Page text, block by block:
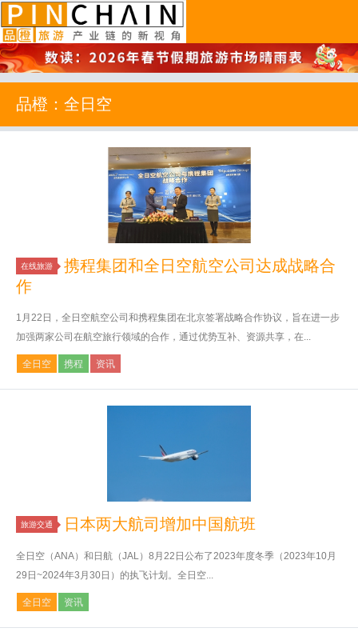
品橙旅游
品橙：全日空
在线旅游
携程集团和全日空航空公司达成战略合
作
1月22日，全日空航空公司和携程集团在北京签署战略合作协议，旨在进一步
加强两家公司在航空旅行领域的合作，通过优势互补、资源共享，在...
全日空 携程 资讯
旅游交通 日本两大航司增加中国航班
全日空（ANA）和日航（JAL）8月22日公布了2023年度冬季（2023年10月
29日~2024年3月30日）的执飞计划。全日空...
全日空 资讯